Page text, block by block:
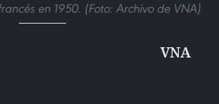
en 1950. (Foto: Archivo de VNA)
VNA